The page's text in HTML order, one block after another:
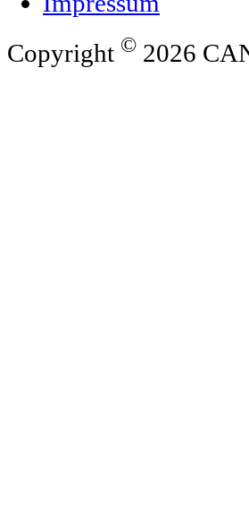
Copyright © 2026